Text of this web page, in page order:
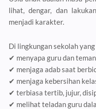
lihat, dengar, dan
menjadi karakter.
Di lingkungan sekolah
✔ menyapa guru dan teman
✔ menjaga adab saat
✔ menjaga kebersihan
✔ terbiasa tertib, jujur,
✔ melihat teladan guru